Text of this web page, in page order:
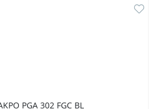
PGA 302 FGC BL